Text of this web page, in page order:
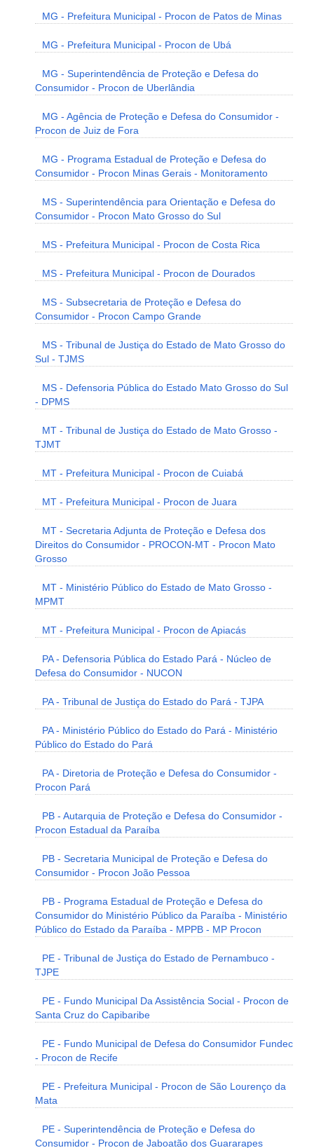
MG - Prefeitura Municipal - Procon de Patos de Minas
MG - Prefeitura Municipal - Procon de Ubá
MG - Superintendência de Proteção e Defesa do
Consumidor - Procon de Uberlândia
MG - Agência de Proteção e Defesa do Consumidor -
Procon de Juiz de Fora
MG - Programa Estadual de Proteção e Defesa do
Consumidor - Procon Minas Gerais - Monitoramento
MS - Superintendência para Orientação e Defesa do
Consumidor - Procon Mato Grosso do Sul
MS - Prefeitura Municipal - Procon de Costa Rica
MS - Prefeitura Municipal - Procon de Dourados
MS - Subsecretaria de Proteção e Defesa do
Consumidor - Procon Campo Grande
MS - Tribunal de Justiça do Estado de Mato Grosso do
Sul - TJMS
MS - Defensoria Pública do Estado Mato Grosso do Sul
- DPMS
MT - Tribunal de Justiça do Estado de Mato Grosso -
TJMT
MT - Prefeitura Municipal - Procon de Cuiabá
MT - Prefeitura Municipal - Procon de Juara
MT - Secretaria Adjunta de Proteção e Defesa dos
Direitos do Consumidor - PROCON-MT - Procon Mato
Grosso
MT - Ministério Público do Estado de Mato Grosso -
MPMT
MT - Prefeitura Municipal - Procon de Apiacás
PA - Defensoria Pública do Estado Pará - Núcleo de
Defesa do Consumidor - NUCON
PA - Tribunal de Justiça do Estado do Pará - TJPA
PA - Ministério Público do Estado do Pará - Ministério
Público do Estado do Pará
PA - Diretoria de Proteção e Defesa do Consumidor -
Procon Pará
PB - Autarquia de Proteção e Defesa do Consumidor -
Procon Estadual da Paraíba
PB - Secretaria Municipal de Proteção e Defesa do
Consumidor - Procon João Pessoa
PB - Programa Estadual de Proteção e Defesa do
Consumidor do Ministério Público da Paraíba - Ministério
Público do Estado da Paraíba - MPPB - MP Procon
PE - Tribunal de Justiça do Estado de Pernambuco -
TJPE
PE - Fundo Municipal Da Assistência Social - Procon de
Santa Cruz do Capibaribe
PE - Fundo Municipal de Defesa do Consumidor Fundec
- Procon de Recife
PE - Prefeitura Municipal - Procon de São Lourenço da
Mata
PE - Superintendência de Proteção e Defesa do
Consumidor - Procon de Jaboatão dos Guararapes